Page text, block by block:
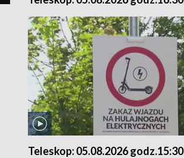
Teleskop: 05.08.2026 godz.15:30